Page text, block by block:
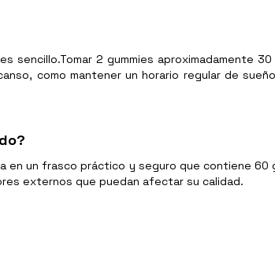
sencillo.Tomar 2 gummies
como mantener un horario regular de
en un frasco práctico y seguro que contiene
externos que puedan afectar su calidad.